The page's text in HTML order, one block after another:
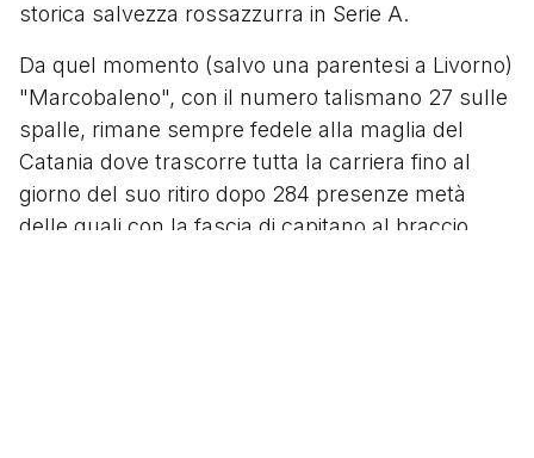
storica salvezza rossazzurra in Serie A.
Da quel momento (salvo una parentesi a Livorno)
"Marcobaleno", con il numero talismano 27 sulle
spalle, rimane sempre fedele alla maglia del
Catania dove trascorre tutta la carriera fino al
giorno del suo ritiro dopo 284 presenze metà
delle quali con la fascia di capitano al braccio.